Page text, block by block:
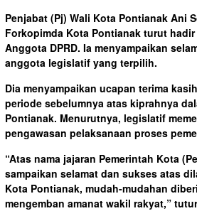
Penjabat (Pj) Wali Kota Pontianak Ani
Forkopimda Kota Pontianak turut
Anggota DPRD. Ia menyampaikan
anggota legislatif yang terpilih.
Dia menyampaikan ucapan terima
periode sebelumnya atas kiprahnya
Pontianak. Menurutnya, legislatif
pengawasan pelaksanaan proses
“Atas nama jajaran Pemerintah Kota
sampaikan selamat dan sukses atas
Kota Pontianak, mudah-mudahan
mengemban amanat wakil rakyat,”